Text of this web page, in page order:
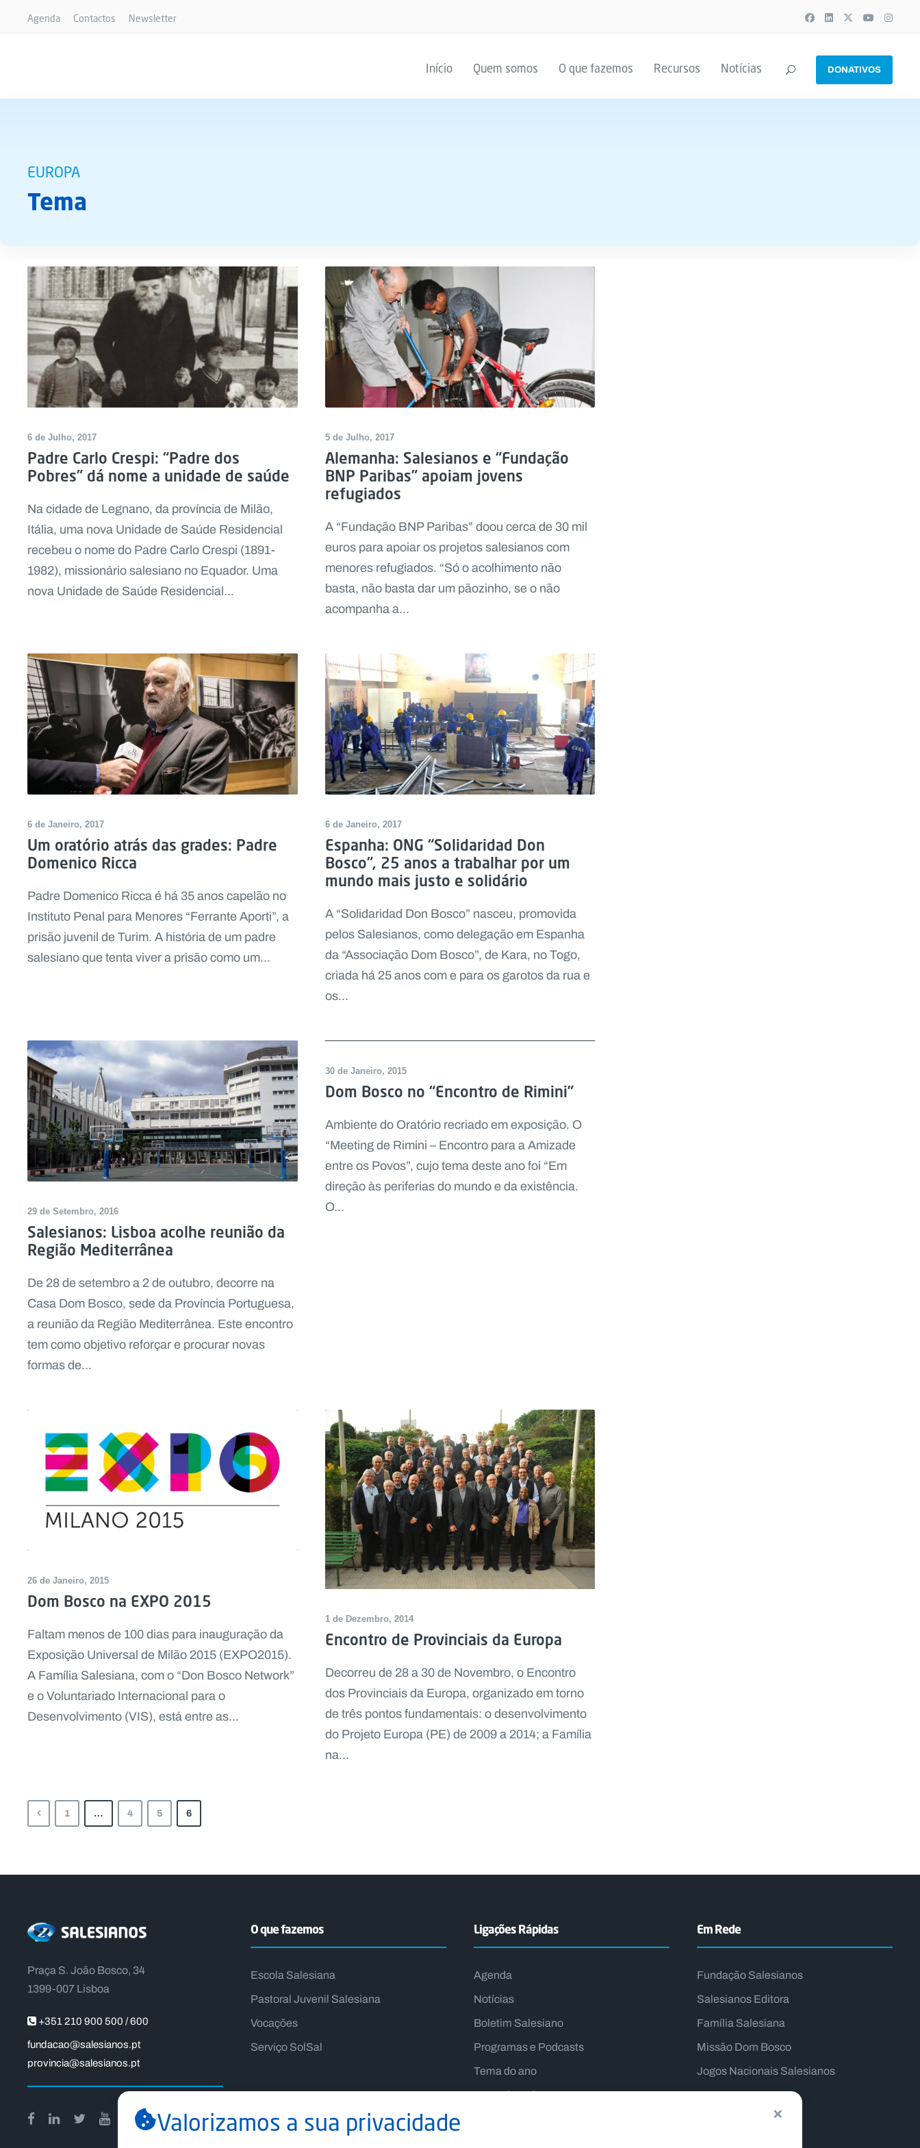
Agenda Contactos Newsletter
Início Quem somos O que fazemos Recursos Notícias DONATIVOS
EUROPA
Tema
6 de Julho, 2017
Padre Carlo Crespi: “Padre dos
Pobres” dá nome a unidade de saúde
Na cidade de Legnano, da província de Milão,
Itália, uma nova Unidade de Saúde Residencial
recebeu o nome do Padre Carlo Crespi (1891-
1982), missionário salesiano no Equador. Uma
nova Unidade de Saúde Residencial...
5 de Julho, 2017
Alemanha: Salesianos e “Fundação
BNP Paribas” apoiam jovens
refugiados
A “Fundação BNP Paribas” doou cerca de 30 mil
euros para apoiar os projetos salesianos com
menores refugiados. “Só o acolhimento não
basta, não basta dar um pãozinho, se o não
acompanha a...
6 de Janeiro, 2017
Um oratório atrás das grades: Padre
Domenico Ricca
Padre Domenico Ricca é há 35 anos capelão no
Instituto Penal para Menores “Ferrante Aporti”, a
prisão juvenil de Turim. A história de um padre
salesiano que tenta viver a prisão como um...
6 de Janeiro, 2017
Espanha: ONG “Solidaridad Don
Bosco”, 25 anos a trabalhar por um
mundo mais justo e solidário
A “Solidaridad Don Bosco” nasceu, promovida
pelos Salesianos, como delegação em Espanha
da “Associação Dom Bosco”, de Kara, no Togo,
criada há 25 anos com e para os garotos da rua e
os...
29 de Setembro, 2016
Salesianos: Lisboa acolhe reunião da
Região Mediterrânea
De 28 de setembro a 2 de outubro, decorre na
Casa Dom Bosco, sede da Província Portuguesa,
a reunião da Região Mediterrânea. Este encontro
tem como objetivo reforçar e procurar novas
formas de...
30 de Janeiro, 2015
Dom Bosco no “Encontro de Rimini”
Ambiente do Oratório recriado em exposição. O
“Meeting de Rimini – Encontro para a Amizade
entre os Povos”, cujo tema deste ano foi “Em
direção às periferias do mundo e da existência.
O...
26 de Janeiro, 2015
Dom Bosco na EXPO 2015
Faltam menos de 100 dias para inauguração da
Exposição Universal de Milão 2015 (EXPO2015).
A Família Salesiana, com o “Don Bosco Network”
e o Voluntariado Internacional para o
Desenvolvimento (VIS), está entre as...
1 de Dezembro, 2014
Encontro de Provinciais da Europa
Decorreu de 28 a 30 de Novembro, o Encontro
dos Provinciais da Europa, organizado em torno
de três pontos fundamentais: o desenvolvimento
do Projeto Europa (PE) de 2009 a 2014; a Família
na...
1 … 4 5 6
Praça S. João Bosco, 34
1399-007 Lisboa
+351 210 900 500 / 600
fundacao@salesianos.pt
provincia@salesianos.pt
O que fazemos
Escola Salesiana
Pastoral Juvenil Salesiana
Vocações
Serviço SolSal
Ligações Rápidas
Agenda
Notícias
Boletim Salesiano
Programas e Podcasts
Tema do ano
Lema do Reitor-Mor
Em Rede
Fundação Salesianos
Salesianos Editora
Família Salesiana
Missão Dom Bosco
Jogos Nacionais Salesianos
×
Valorizamos a sua privacidade